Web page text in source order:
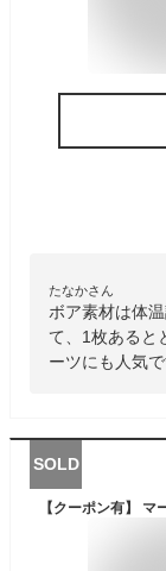
たなかさん
ボア素材は体
て、1枚あると
ーツにも人気で
SOLD